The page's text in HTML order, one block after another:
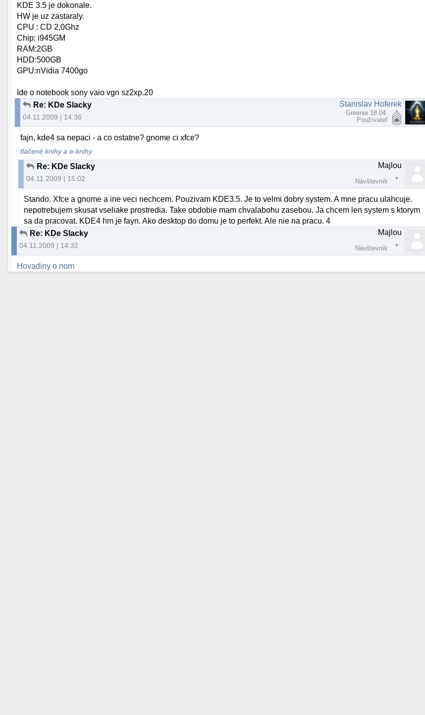
KDE 3.5 je dokonale.
HW je uz zastaraly.
CPU : CD 2,0Ghz
Chip: i945GM
RAM:2GB
HDD:500GB
GPU:nVidia 7400go
Ide o notebook sony vaio vgn sz2xp.20
Re: KDe Slacky
04.11.2009 | 14:36
Stanislav Hoferek
Greenie 18.04
Používateľ
fajn, kde4 sa nepaci - a co ostatne? gnome ci xfce?
tlačené knihy a e-knihy
Re: KDe Slacky
04.11.2009 | 15:02
Majlou
Návštevník
Stando. Xfce a gnome a ine veci nechcem. Pouzivam KDE3.5. Je to velmi dobry system. A mne pracu ulahcuje.
nepotrebujem skusat vseliake prostredia. Take obdobie mam chvalabohu zasebou. Ja chcem len system s ktorym
sa da pracovat. KDE4 hm je fayn. Ako desktop do domu je to perfekt. Ale nie na pracu. 4
Re: KDe Slacky
04.11.2009 | 14:32
Majlou
Návštevník
Hovadiny o nom